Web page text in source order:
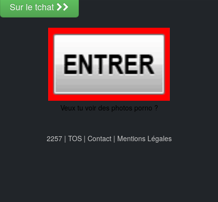
Sur le tchat
Veux tu voir des photos porno ?
2257 | TOS | Contact | Mentions Légales